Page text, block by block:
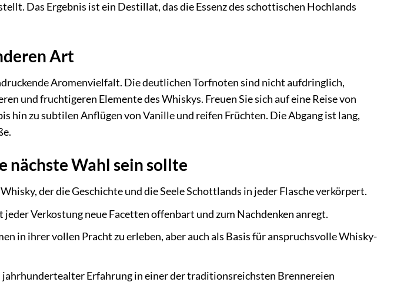
Das Ergebnis ist ein Destillat, das die Essenz des schottischen Hochlands
Art
Aromenvielfalt. Die deutlichen Torfnoten sind nicht aufdringlich,
und fruchtigeren Elemente des Whiskys. Freuen Sie sich auf eine Reise von
hin zu subtilen Anflügen von Vanille und reifen Früchten. Die Abgang ist lang,
nächste Wahl sein sollte
der die Geschichte und die Seele Schottlands in jeder Flasche verkörpert.
Verkostung neue Facetten offenbart und zum Nachdenken anregt.
in ihrer vollen Pracht zu erleben, aber auch als Basis für anspruchsvolle Whisky-
Erfahrung in einer der traditionsreichsten Brennereien